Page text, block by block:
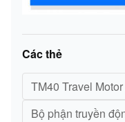
Các thẻ
TM40 Travel
Bộ phận truyền